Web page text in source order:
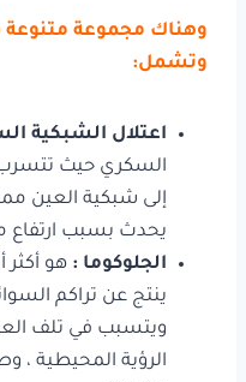
وهناك مجموعة
وتشمل:
اعتلال الشبكية
السكري حيث تتسرب
إلى شبكية العين
يحدث بسبب ارتفاع
الجلوكوما : هو
ينتج عن تراكم
ويتسبب في تلف
الرؤية المحيطية ،